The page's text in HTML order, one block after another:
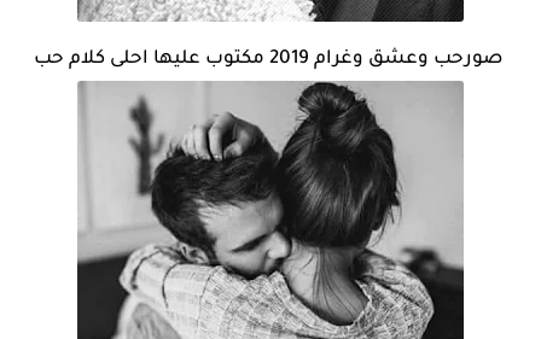
صورحب وعشق وغرام 2019 مكتوب عليها احلى كلام حب